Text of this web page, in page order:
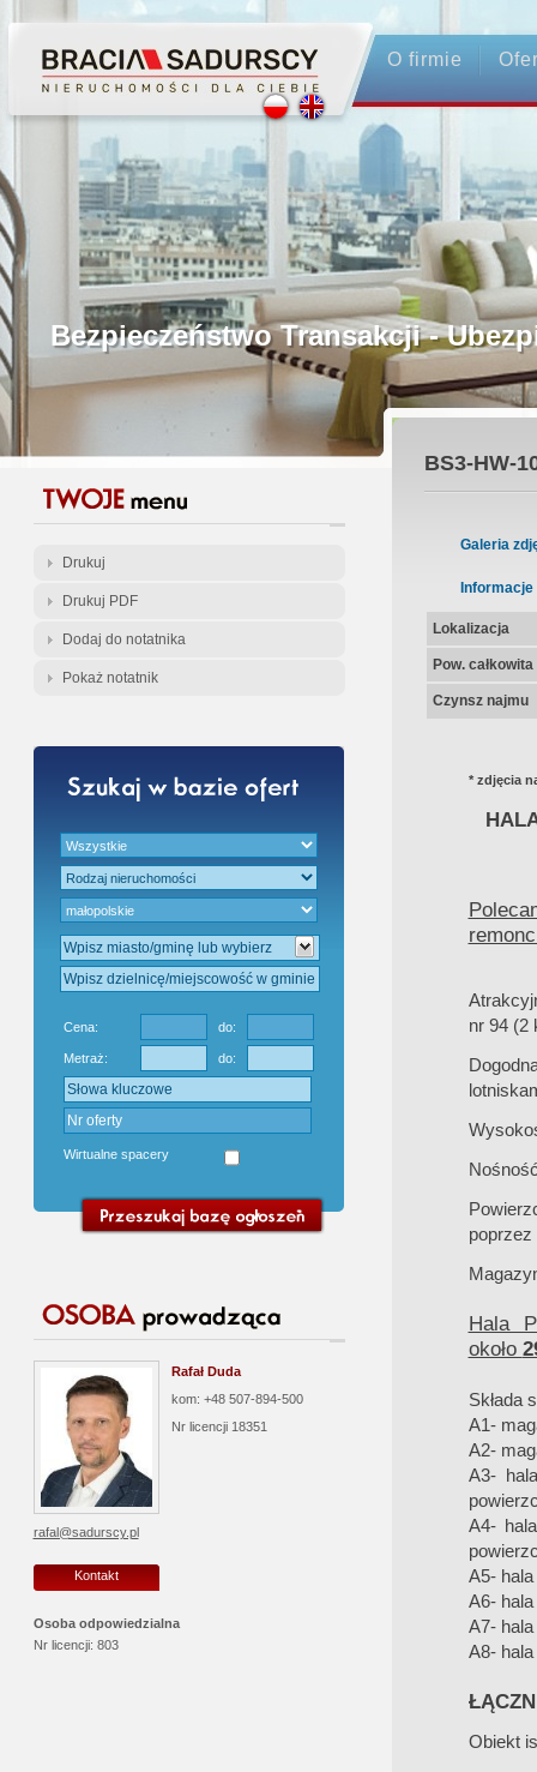
O firmie
Profesjonalne Pośrednictwo
Bezpieczeństwo Transakcji -
Licencjonowani Pośrednicy
Gwarancja Zwrotu Zadatku
Gratis - Przedwstępna Umowa
Drukuj
Drukuj PDF
Dodaj do notatnika
Pokaż notatnik
Cena: do:
Metraż: do:
Wirtualne spacery
Rafał Duda
kom: +48 507-894-500
Nr licencji 18351
rafal@sadurscy.pl
Kontakt
Osoba odpowiedzialna
Nr licencji: 803
BS3-HW-
Galeria
Informacje
Lokalizacja
Pow.
Czynsz najmu
* zdjęcia
nr 94 (2
poprzez
Hala
około
Składa
A1-
A2-
A3-
A4-
A5-
A6-
A7-
A8-
Obiekt